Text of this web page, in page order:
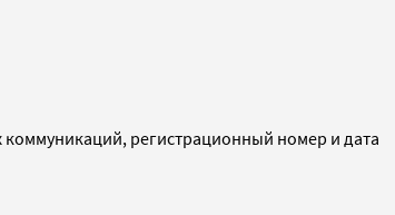
регистрационный номер и дата